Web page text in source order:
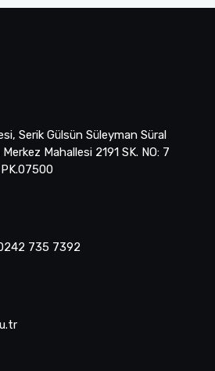
Serik Gülsün Süleyman Süral
Mahallesi 2191 SK. NO: 7
735 7392